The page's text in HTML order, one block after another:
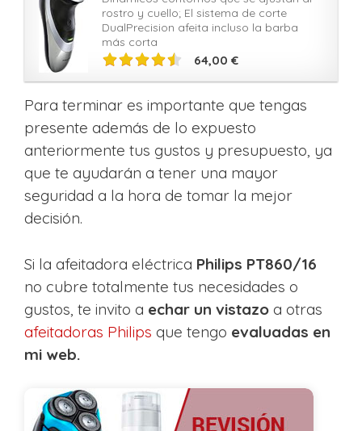
rostro y cuello; El sistema de corte
DualPrecision afeita incluso la barba
más corta
64,00 €
Para terminar es importante que tengas
presente además de lo expuesto
anteriormente tus gustos y presupuesto, ya
que te ayudarán a tener una mayor
seguridad a la hora de tomar la mejor
decisión.
Si la afeitadora eléctrica Philips PT860/16
no cubre totalmente tus necesidades o
gustos, te invito a echar un vistazo a otras
afeitadoras Philips que tengo evaluadas en
mi web.